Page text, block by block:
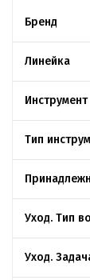
Бренд
Линейка
Инструмент
Тип
Уход. Тип
Уход.